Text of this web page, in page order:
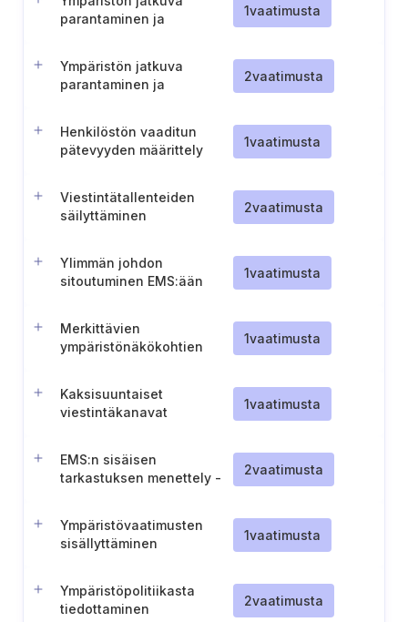
parantaminen ja
1vaatimusta
Ympäristön jatkuva
parantaminen ja
2vaatimusta
Henkilöstön vaaditun
pätevyyden määrittely
1vaatimusta
Viestintätallenteiden
säilyttäminen
2vaatimusta
Ylimmän johdon
sitoutuminen EMS:ään
1vaatimusta
Merkittävien
ympäristönäkökohtien
1vaatimusta
Kaksisuuntaiset
viestintäkanavat
1vaatimusta
EMS:n sisäisen
tarkastuksen menettely -
2vaatimusta
Ympäristövaatimusten
sisällyttäminen
1vaatimusta
Ympäristöpolitiikasta
tiedottaminen
2vaatimusta